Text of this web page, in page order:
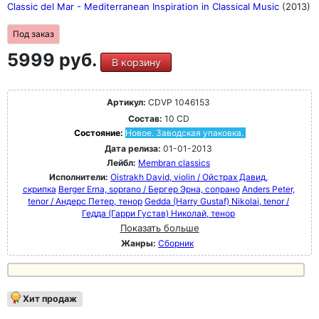
Classic del Mar - Mediterranean Inspiration in Classical Music (2013)
Под заказ
5999 руб. В корзину
Артикул: CDVP 1046153
Состав: 10 CD
Состояние: Новое. Заводская упаковка.
Дата релиза: 01-01-2013
Лейбл: Membran classics
Исполнители: Oistrakh David, violin / Ойстрах Давид,
скрипка Berger Erna, soprano / Бергер Эрна, сопрано Anders Peter,
tenor / Андерс Петер, тенор Gedda (Harry Gustaf) Nikolai, tenor /
Гедда (Гарри Густав) Николай, тенор
Показать больше
Жанры: Сборник
Хит продаж